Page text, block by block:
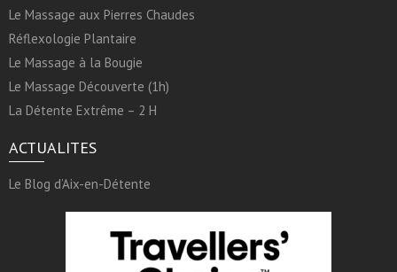
Le Massage aux Pierres Chaudes
Réflexologie Plantaire
Le Massage à la Bougie
Le Massage Découverte (1h)
La Détente Extrême – 2 H
ACTUALITES
Le Blog d’Aix-en-Détente